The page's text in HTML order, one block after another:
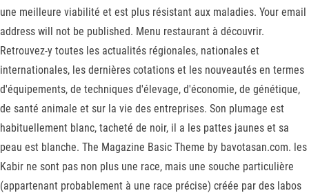
une meilleure viabilité et est plus résistant aux maladies. Your email
address will not be published. Menu restaurant à découvrir.
Retrouvez-y toutes les actualités régionales, nationales et
internationales, les dernières cotations et les nouveautés en termes
d'équipements, de techniques d'élevage, d'économie, de génétique,
de santé animale et sur la vie des entreprises. Son plumage est
habituellement blanc, tacheté de noir, il a les pattes jaunes et sa
peau est blanche. The Magazine Basic Theme by bavotasan.com. les
Kabir ne sont pas non plus une race, mais une souche particulière
(appartenant probablement à une race précise) créée par des labos